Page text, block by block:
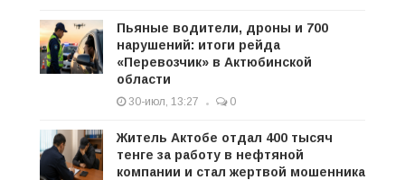
Пьяные водители, дроны и 700
нарушений: итоги рейда
«Перевозчик» в Актюбинской
области
30-июл, 13:27 0
Житель Актобе отдал 400 тысяч
тенге за работу в нефтяной
компании и стал жертвой мошенника